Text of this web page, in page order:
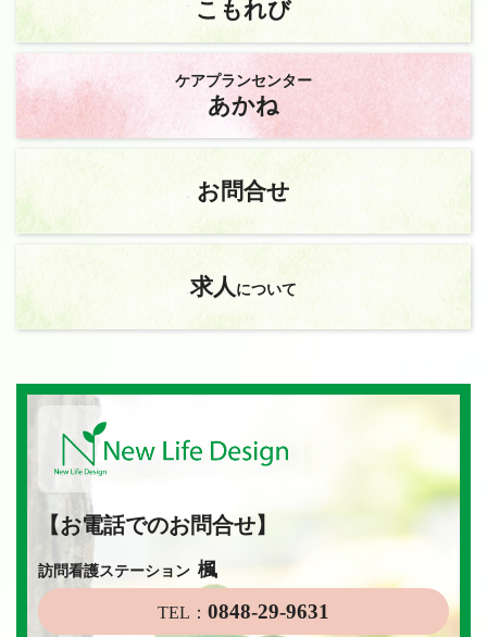
こもれび
ケアプランセンター
あかね
お問合せ
求人 について
【お電話でのお問合せ】
訪問看護ステーション 楓
TEL： 0848-29-9631